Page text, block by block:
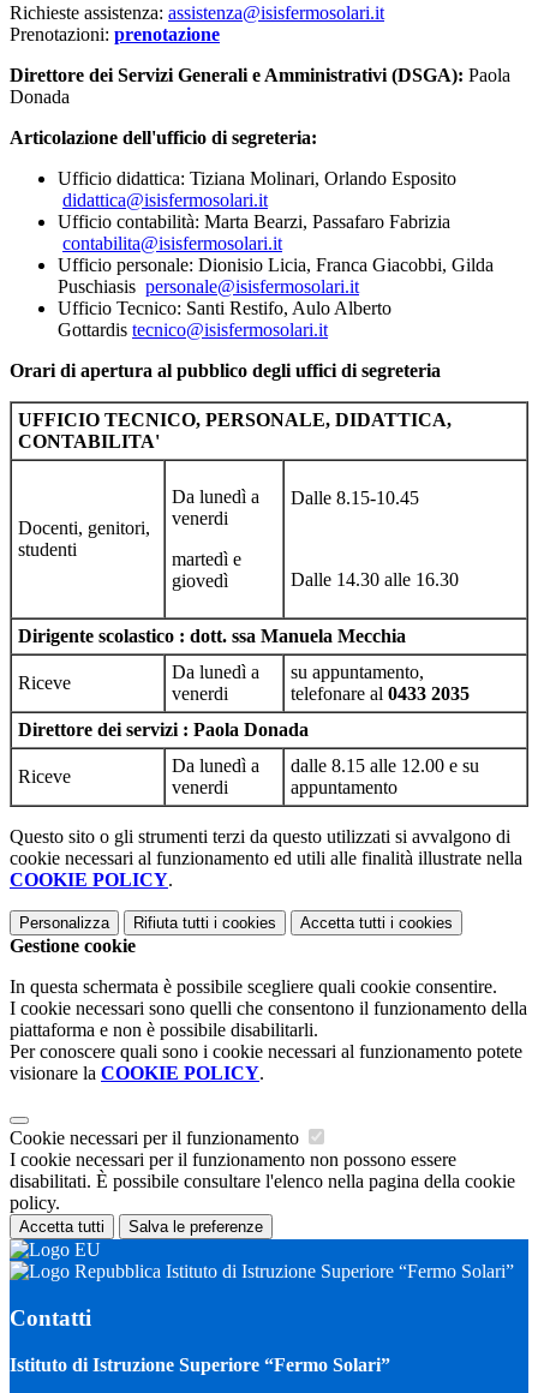
Richieste assistenza: assistenza@isisfermosolari.it
Prenotazioni: prenotazione
Direttore dei Servizi Generali e Amministrativi (DSGA): Paola
Donada
Articolazione dell'ufficio di segreteria:
Ufficio didattica: Tiziana Molinari, Orlando Esposito
didattica@isisfermosolari.it
Ufficio contabilità: Marta Bearzi, Passafaro Fabrizia
contabilita@isisfermosolari.it
Ufficio personale: Dionisio Licia, Franca Giacobbi, Gilda
Puschiasis personale@isisfermosolari.it
Ufficio Tecnico: Santi Restifo, Aulo Alberto
Gottardis tecnico@isisfermosolari.it
Orari di apertura al pubblico degli uffici di segreteria
UFFICIO TECNICO, PERSONALE, DIDATTICA,
CONTABILITA'
Docenti, genitori,
studenti
Da lunedì a
venerdi
martedì e
giovedì
Dalle 8.15-10.45
Dalle 14.30 alle 16.30
Dirigente scolastico : dott. ssa Manuela Mecchia
Riceve
Da lunedì a
venerdi
su appuntamento,
telefonare al 0433 2035
Direttore dei servizi : Paola Donada
Riceve
Da lunedì a
venerdi
dalle 8.15 alle 12.00 e su
appuntamento
Questo sito o gli strumenti terzi da questo utilizzati si avvalgono di
cookie necessari al funzionamento ed utili alle finalità illustrate nella
COOKIE POLICY.
Personalizza Rifiuta tutti i cookies Accetta tutti i cookies
Gestione cookie
In questa schermata è possibile scegliere quali cookie consentire.
I cookie necessari sono quelli che consentono il funzionamento della
piattaforma e non è possibile disabilitarli.
Per conoscere quali sono i cookie necessari al funzionamento potete
visionare la COOKIE POLICY.
Cookie necessari per il funzionamento
I cookie necessari per il funzionamento non possono essere
disabilitati. È possibile consultare l'elenco nella pagina della cookie
policy.
Accetta tutti Salva le preferenze
Istituto di Istruzione Superiore “Fermo Solari”
Contatti
Istituto di Istruzione Superiore “Fermo Solari”